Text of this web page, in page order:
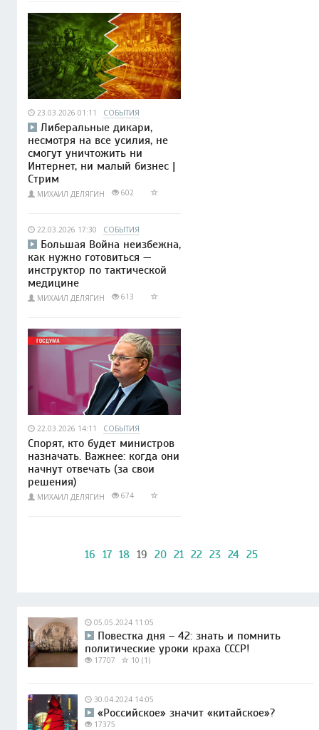
23.03.2026 01:11 СОБЫТИЯ
Либеральные дикари,
несмотря на все усилия, не
смогут уничтожить ни
Интернет, ни малый бизнес |
Стрим
МИХАИЛ ДЕЛЯГИН 602
22.03.2026 17:30 СОБЫТИЯ
Большая Война неизбежна,
как нужно готовиться —
инструктор по тактической
медицине
МИХАИЛ ДЕЛЯГИН 613
22.03.2026 14:11 СОБЫТИЯ
Спорят, кто будет министров
назначать. Важнее: когда они
начнут отвечать (за свои
решения)
МИХАИЛ ДЕЛЯГИН 674
16 17 18 19 20 21 22 23 24 25
05.05.2024 11:05
Повестка дня – 42: знать и помнить
политические уроки краха СССР!
17707 10 (1)
30.04.2024 14:05
«Российское» значит «китайское»?
17375